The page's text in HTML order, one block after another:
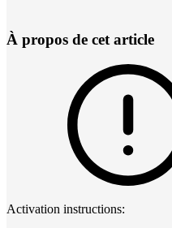
À propos de cet article
Activation instructions: